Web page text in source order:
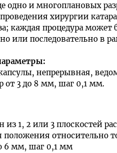
одно и многоплановых
хирургии
каждая процедура может
или последовательно в
:
непрерывная,
от 3 до 8 мм, шаг 0,1 мм.
1, 2 или 3 плоскостей
относительно
6 мм, шаг 0,1 мм